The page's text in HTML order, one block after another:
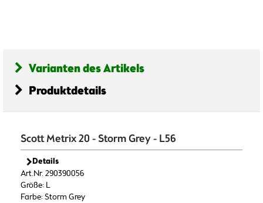
Varianten des Artikels
Produktdetails
Scott Metrix 20 - Storm Grey - L56
Details
Art.Nr. 290390056
Größe: L
Farbe: Storm Grey